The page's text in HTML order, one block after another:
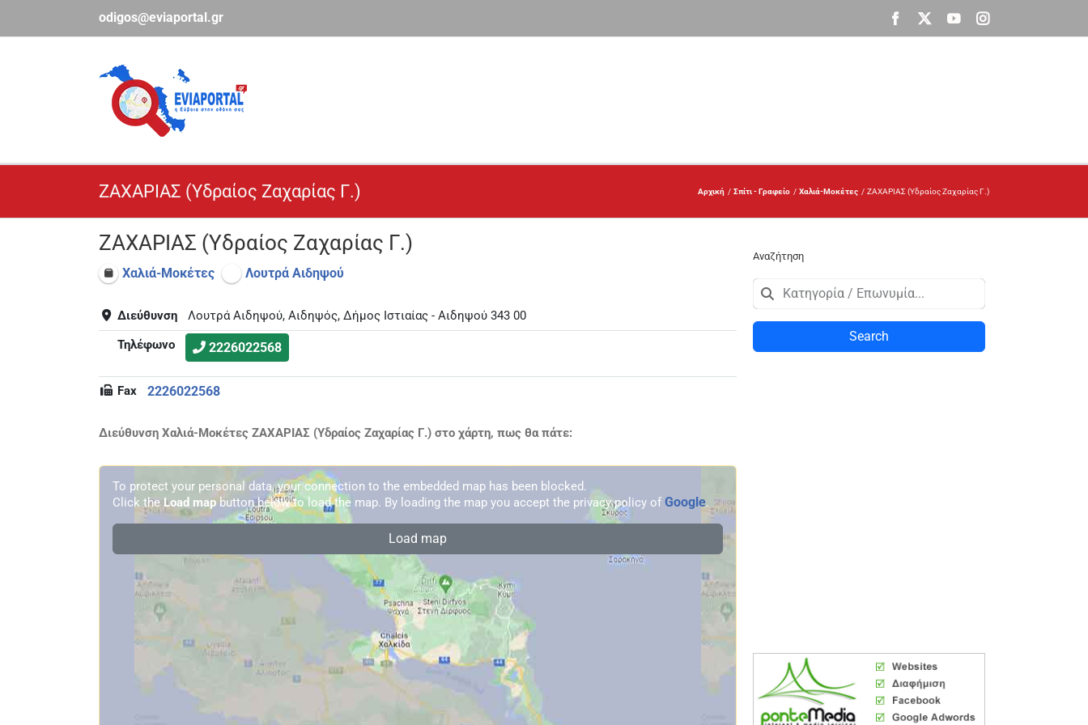
περιεχόμενο
odigos@eviaportal.gr Facebook
X YouTubeInstagram
ΖΑΧΑΡΙΑΣ (Υδραίος Ζαχαρίας Γ.) Αρχική Σπίτι - Γραφείο Χαλιά-Μοκέτες ΖΑΧΑΡΙΑΣ (Υδραίος Ζαχαρίας Γ.)
ΖΑΧΑΡΙΑΣ (Υδραίος Ζαχαρίας Γ.)
Χαλιά-Μοκέτες Λουτρά Αιδηψού
Διεύθυνση
Λουτρά Αιδηψού, Αιδηψός, Δήμος Ιστιαίας - Αιδηψού 343 00
Τηλέφωνο
2226022568
Fax 2226022568
Διεύθυνση Χαλιά-Μοκέτες ΖΑΧΑΡΙΑΣ (Υδραίος Ζαχαρίας Γ.) στο χάρτη, πως θα πάτε:
To protect your personal data, your connection to the embedded map has been blocked.
Click the Load mapbutton below to load the map. By loading the map you accept the privacy policy of Google.
Load map
Αναζήτηση
Search